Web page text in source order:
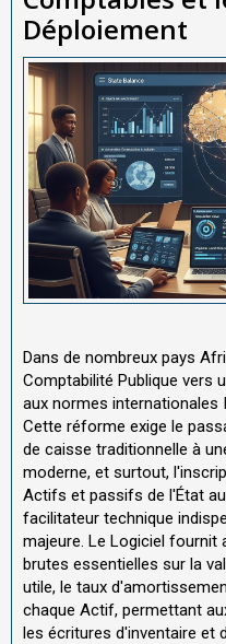
Déploiement
Dans de nombreux pays
Comptabilité Publique vers
aux normes internationales
Cette réforme exige le
de caisse traditionnelle à
moderne, et surtout,
Actifs et passifs de l'État
facilitateur technique
majeure. Le Logiciel fournit
brutes essentielles sur la
utile, le taux
chaque Actif, permettant
les écritures d'inventaire et